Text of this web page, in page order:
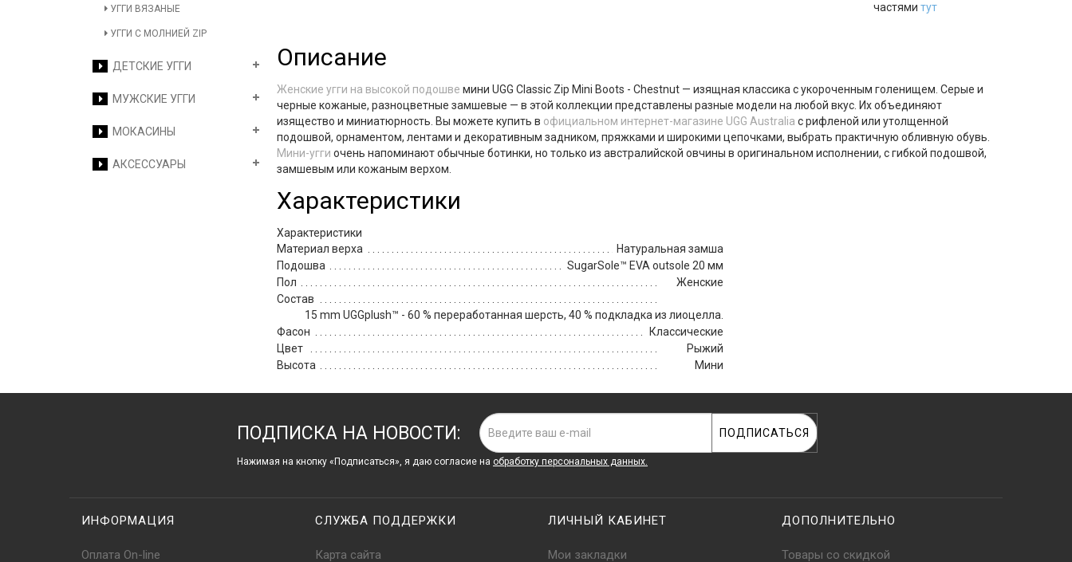
УГГИ ВЯЗАНЫЕ
УГГИ С МОЛНИЕЙ ZIP
ДЕТСКИЕ УГГИ
МУЖСКИЕ УГГИ
МОКАСИНЫ
АКСЕССУАРЫ
частями тут
Описание
Женские угги на высокой подошве мини UGG Classic Zip Mini Boots - Chestnut — изящная классика с укороченным голенищем. Серые и
черные кожаные, разноцветные замшевые — в этой коллекции представлены разные модели на любой вкус. Их объединяют
изящество и миниатюрность. Вы можете купить в официальном интернет-магазине UGG Australia с рифленой или утолщенной
подошвой, орнаментом, лентами и декоративным задником, пряжками и широкими цепочками, выбрать практичную обливную обувь.
Мини-угги очень напоминают обычные ботинки, но только из австралийской овчины в оригинальном исполнении, с гибкой подошвой,
замшевым или кожаным верхом.
Характеристики
Характеристики
Материал верха
Натуральная замша
Подошва
SugarSole™ EVA outsole 20 мм
Пол
Женские
Состав
15 mm UGGplush™ - 60 % переработанная шерсть, 40 % подкладка из лиоцелла.
Фасон
Классические
Цвет
Рыжий
Высота
Мини
ПОДПИСКА НА НОВОСТИ: ПОДПИСАТЬСЯ
Нажимая на кнопку «Подписаться», я даю cогласие на обработку персональных данных.
ИНФОРМАЦИЯ
Оплата On-line
СЛУЖБА ПОДДЕРЖКИ
Карта сайта
ЛИЧНЫЙ КАБИНЕТ
Мои закладки
ДОПОЛНИТЕЛЬНО
Товары со скидкой